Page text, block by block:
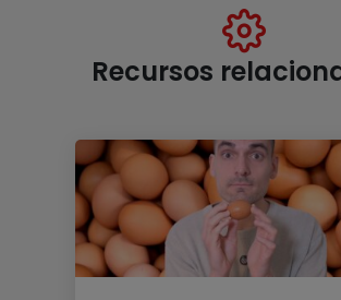
Recursos